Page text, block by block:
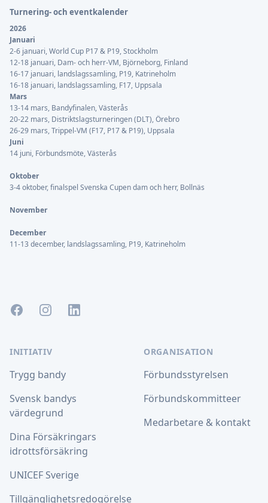
Turnering- och eventkalender
2026
Januari
2-6 januari, World Cup P17 & P19, Stockholm
12-18 januari, Dam- och herr-VM, Björneborg, Finland
16-17 januari, landslagssamling, P19, Katrineholm
16-18 januari, landslagssamling, F17, Uppsala
Mars
13-14 mars, Bandyfinalen, Västerås
20-22 mars, Distriktslagsturneringen (DLT), Örebro
26-29 mars, Trippel-VM (F17, P17 & P19), Uppsala
Juni
14 juni, Förbundsmöte, Västerås
Oktober
3-4 oktober, finalspel Svenska Cupen dam och herr, Bollnäs
November
December
11-13 december, landslagssamling, P19, Katrineholm
FacebookInstagramLinkedIn
INITIATIV
Trygg bandy
Svensk bandys
värdegrund
Dina Försäkringars
idrottsförsäkring
UNICEF Sverige
Tillgänglighetsredogörelse
ORGANISATION
Förbundsstyrelsen
Förbundskommitteer
Medarbetare & kontakt